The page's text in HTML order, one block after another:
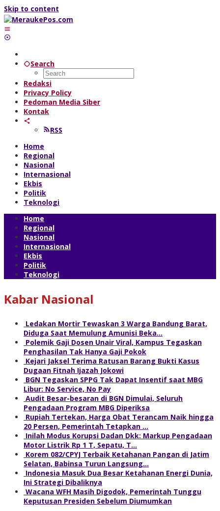
Skip to content
Search
Redaksi
Privacy Policy
Pedoman Media Siber
Kontak
RSS
Home
Regional
Nasional
Internasional
Ekbis
Politik
Teknologi
Home
Regional
Nasional
Internasional
Ekbis
Politik
Teknologi
Kabar Nasional
Ledakan Mortir Tewaskan 3 Warga Bandung Barat,
Diduga Saat Memulung Amunisi Beka…
Polemik Gaji Dosen Unair Viral, Kampus Tegaskan
Penghasilan Tak Hanya Gaji Pokok
Kejari Jaksel Terima Ratusan Barang Bukti Kasus
Dugaan Fitnah Ijazah Jokowi
BGN Tegaskan SPPG Tak Dapat Insentif saat MBG
Libur: No Service, No Pay
Audit Besar-besaran di BGN Dimulai, Seluruh
Pengadaan Program MBG Diperiksa
Rupiah Tertekan, Harga Obat Terancam Naik hingga
20 Persen, Pemerintah Tetapkan …
Inilah Modus Korupsi Dadan Dkk: Markup Pengadaan
Motor Listrik Rp 1 T, Sepatu, T…
Korem 082/CPYJ Terbaik Ketahanan Pangan di Jatim
Selatan, Babinsa Turun Langsung…
Indonesia Masuk Dua Besar Ketahanan Energi Dunia,
Ini Strategi Dibaliknya
Wacana WFH Masih Digodok, Pemerintah Tunggu
Keputusan Presiden Sebelum Diumumkan